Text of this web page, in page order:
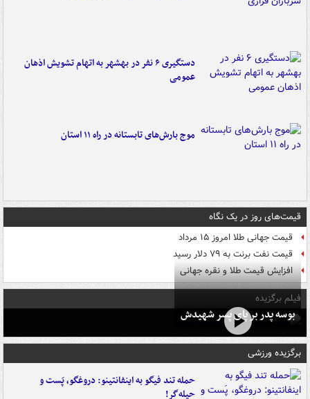
دستگیری ۶ نفر در بهشهر به اتهام تشویش اذهان
عمومی
موج بارش‌های تابستانه در راه ۱۱ استان
قیمت‌های روز در یک نگاه
قیمت جهانی طلا امروز ۱۵ مرداد
قیمت نفت برنت به ۷۹ دلار رسید
افزایش قیمت طلا و نقره جهانی
فیلم برگزیده
بوسه‌ پدر بر پای پسر شهیدش
برگزیده ورزشی
حمله تند فیگو به اینفانتینو: دروغگو، پَست‌ و
حیله‌گر!